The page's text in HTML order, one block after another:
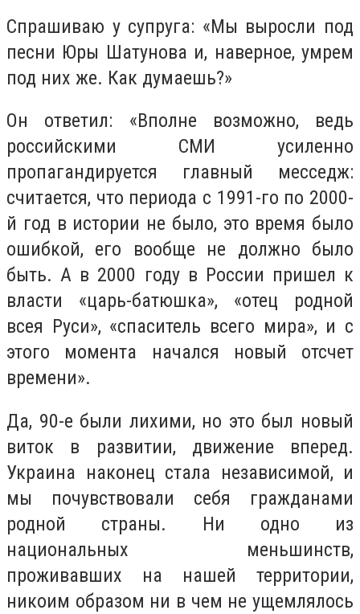
Спрашиваю у супруга: «Мы выросли под
песни Юры Шатунова и, наверное, умрем
под них же. Как думаешь?»
Он ответил: «Вполне возможно, ведь
российскими СМИ усиленно
пропагандируется главный месседж:
считается, что периода с 1991-го по 2000-
й год в истории не было, это время было
ошибкой, его вообще не должно было
быть. А в 2000 году в России пришел к
власти «царь-батюшка», «отец родной
всея Руси», «спаситель всего мира», и с
этого момента начался новый отсчет
времени».
Да, 90-е были лихими, но это был новый
виток в развитии, движение вперед.
Украина наконец стала независимой, и
мы почувствовали себя гражданами
родной страны. Ни одно из
национальных меньшинств,
проживавших на нашей территории,
никоим образом ни в чем не ущемлялось